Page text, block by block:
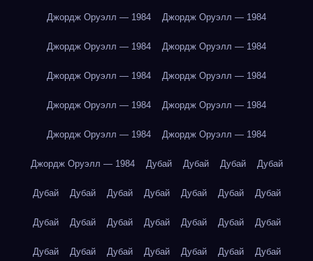
Джордж Оруэлл — 1984 Джордж Оруэлл — 1984
Джордж Оруэлл — 1984 Джордж Оруэлл — 1984
Джордж Оруэлл — 1984 Джордж Оруэлл — 1984
Джордж Оруэлл — 1984 Джордж Оруэлл — 1984
Джордж Оруэлл — 1984 Джордж Оруэлл — 1984
Джордж Оруэлл — 1984 Дубай Дубай Дубай Дубай
Дубай Дубай Дубай Дубай Дубай Дубай Дубай
Дубай Дубай Дубай Дубай Дубай Дубай Дубай
Дубай Дубай Дубай Дубай Дубай Дубай Дубай